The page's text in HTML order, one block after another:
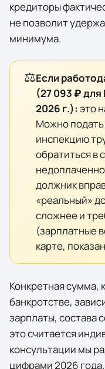
кредиторы
не позволит
минимума.
⚖️Если
(27 093 ₽для
2026 г.): это
Можно
инспекцию
обратиться в
должник
«реальный»
сложнее и
(зарплатные
карте,
Конкретная сумма,
банкротстве,
зарплаты, состава
это считается
консультации мы
цифрами2026 года.